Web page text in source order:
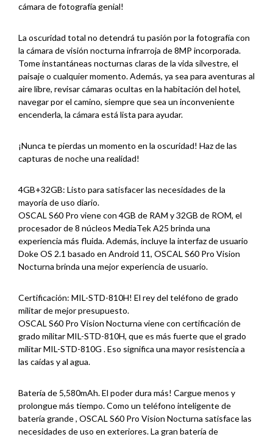
cámara de fotografía genial!
La oscuridad total no detendrá tu pasión por la fotografía con
la cámara de visión nocturna infrarroja de 8MP incorporada.
Tome instantáneas nocturnas claras de la vida silvestre, el
paisaje o cualquier momento. Además, ya sea para aventuras al
aire libre, revisar cámaras ocultas en la habitación del hotel,
navegar por el camino, siempre que sea un inconveniente
encenderla, la cámara está lista para ayudar.
¡Nunca te pierdas un momento en la oscuridad! Haz de las
capturas de noche una realidad!
4GB+32GB: Listo para satisfacer las necesidades de la
mayoría de uso diario.
OSCAL S60 Pro viene con 4GB de RAM y 32GB de ROM, el
procesador de 8 núcleos MediaTek A25 brinda una
experiencia más fluida. Además, incluye la interfaz de usuario
Doke OS 2.1 basado en Android 11, OSCAL S60 Pro Vision
Nocturna brinda una mejor experiencia de usuario.
Certificación: MIL-STD-810H! El rey del teléfono de grado
militar de mejor presupuesto.
OSCAL S60 Pro Vision Nocturna viene con certificación de
grado militar MIL-STD-810H, que es más fuerte que el grado
militar MIL-STD-810G . Eso significa una mayor resistencia a
las caídas y al agua.
Batería de 5,580mAh. El poder dura más! Cargue menos y
prolongue más tiempo. Como un teléfono inteligente de
batería grande , OSCAL S60 Pro Vision Nocturna satisface las
necesidades de uso en exteriores. La gran batería de